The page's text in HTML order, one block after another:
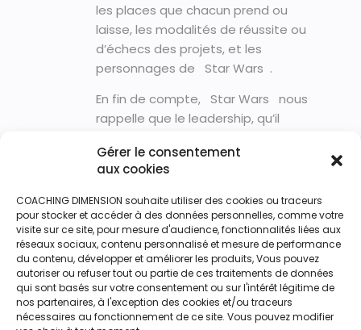
Gérer le consentement
aux cookies
COACHING DIMENSION souhaite utiliser des cookies ou traceurs
pour stocker et accéder à des données personnelles, comme votre
visite sur ce site, pour mesure d'audience, fonctionnalités liées aux
réseaux sociaux, contenu personnalisé et mesure de performance
du contenu, développer et améliorer les produits, Vous pouvez
autoriser ou refuser tout ou partie de ces traitements de données
qui sont basés sur votre consentement ou sur l'intérêt légitime de
nos partenaires, à l'exception des cookies et/ou traceurs
nécessaires au fonctionnement de ce site. Vous pouvez modifier
les places que chacun prend ou
laisse, les modalités de réussite ou
d’échecs des projets, et les
personnages de Star Wars .
En fin de compte, Star Wars nous
rappelle que le leadership, qu’il
d’entreprise, repose sur des
principes communs : une vision
claire, un équilibre entre autorité et
bienveillance, la gestion du
changement, l’importance du travail
d’équipe et la prise de décisions
éclairées.
Si les personnages de la saga
intergalactique peuvent nous